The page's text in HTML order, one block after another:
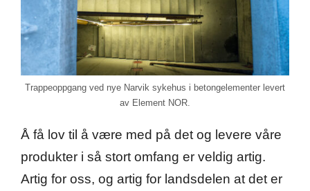
Trappeoppgang ved nye Narvik sykehus i betongelementer levert
av Element NOR.
Å få lov til å være med på det og levere våre
produkter i så stort omfang er veldig artig.
Artig for oss, og artig for landsdelen at det er